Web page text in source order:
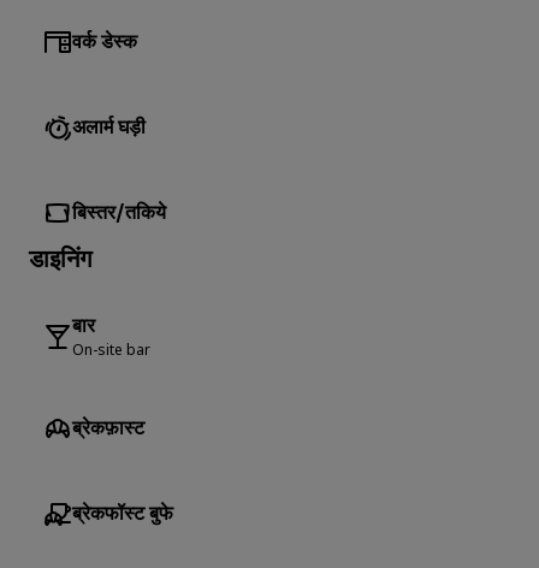
वर्क डेस्क
अलार्म घड़ी
बिस्तर/तकिये
डाइनिंग
बार
On-site bar
ब्रेकफ़ास्ट
ब्रेकफॉस्ट बुफे